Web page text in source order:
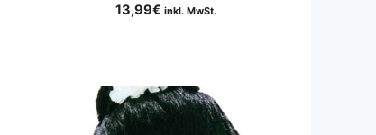
13,99€ inkl. MwSt.